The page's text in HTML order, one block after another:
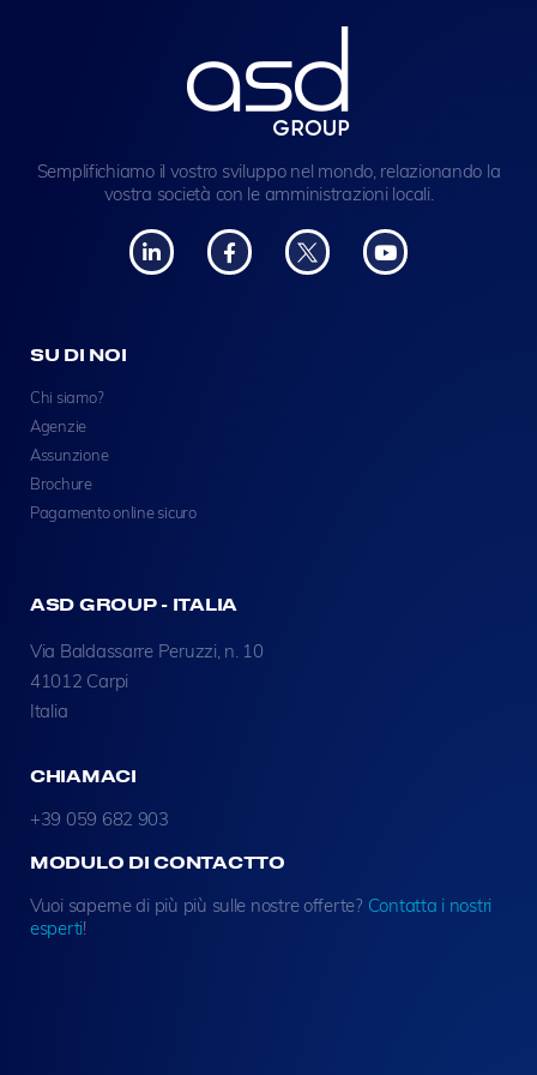
Semplifichiamo il vostro sviluppo nel mondo, relazionando la
vostra società con le amministrazioni locali.
SU DI NOI
Chi siamo?
Agenzie
Assunzione
Brochure
Pagamento online sicuro
ASD GROUP - ITALIA
Via Baldassarre Peruzzi, n. 10
41012 Carpi
Italia
CHIAMACI
+39 059 682 903
MODULO DI CONTACTTO
Vuoi saperne di più più sulle nostre offerte? Contatta i nostri
esperti!